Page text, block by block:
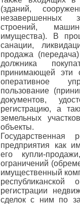
(зданий,
незавершенных
строений,
имущества). В
санации,
продажа
должника
принимающей эти
оперативное
пользование
документов,
регистрацию, а
земельных
объекты.
Государственная
предприятия как
его купли-
ограничений
имущественный
республиканской
регистрации
сделок с ним по